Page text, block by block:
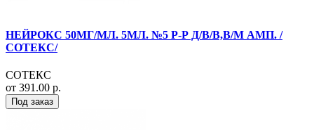
НЕЙРОКС 50МГ/МЛ. 5МЛ. №5 Р-Р Д/В/В,В/М АМП. /
СОТЕКС/
СОТЕКС
от 391.00 р.
Под заказ